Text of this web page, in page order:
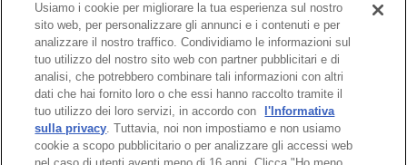
Catalogo 2026
Pagina in alto
Usiamo i cookie per migliorare la tua esperienza sul nostro
sito web, per personalizzare gli annunci e i contenuti e per
analizzare il nostro traffico. Condividiamo le informazioni sul
tuo utilizzo del nostro sito web con partner pubblicitari e di
analisi, che potrebbero combinare tali informazioni con altri
dati che hai fornito loro o che essi hanno raccolto tramite il
tuo utilizzo dei loro servizi, in accordo con
l'Informativa
sulla privacy. Tuttavia, noi non impostiamo e non usiamo
cookie a scopo pubblicitario o per analizzare gli accessi web